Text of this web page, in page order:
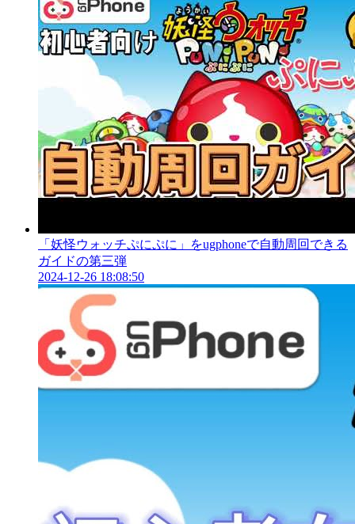
「妖怪ウォッチぷにぷに」をugphoneで自動周回できる
ガイドの第三弾
2024-12-26 18:08:50